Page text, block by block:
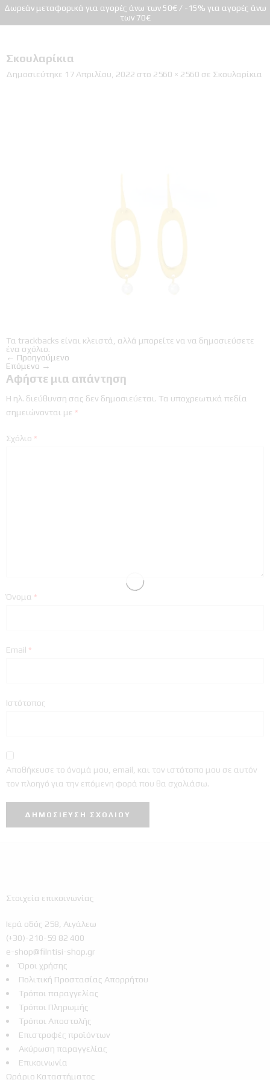
Δωρεάν μεταφορικά για αγορές άνω των 50€ / -15% για αγορές άνω
των 70€
Σκουλαρίκια
Δημοσιεύτηκε 17 Απριλίου, 2022 στο 2560 × 2560 σε Σκουλαρίκια
Τα trackbacks είναι κλειστά, αλλά μπορείτε να να δημοσιεύσετε
ένα σχόλιο.
← Προηγούμενο
Επόμενο →
Αφήστε μια απάντηση
Η ηλ. διεύθυνση σας δεν δημοσιεύεται. Τα υποχρεωτικά πεδία
σημειώνονται με *
Σχόλιο *
Όνομα *
Email *
Ιστότοπος
Αποθήκευσε το όνομά μου, email, και τον ιστότοπο μου σε αυτόν
τον πλοηγό για την επόμενη φορά που θα σχολιάσω.
Στοιχεία επικοινωνίας
Ιερά οδός 258, Αιγάλεω
(+30)-210-59 82 400
e-shop@filntisi-shop.gr
Όροι χρήσης
Πολιτική Προστασίας Απορρήτου
Τρόποι παραγγελίας
Τρόποι Πληρωμής
Τρόποι Αποστολής
Επιστροφές προϊόντων
Ακύρωση παραγγελίας
Επικοινωνία
Ωράριο Καταστήματος